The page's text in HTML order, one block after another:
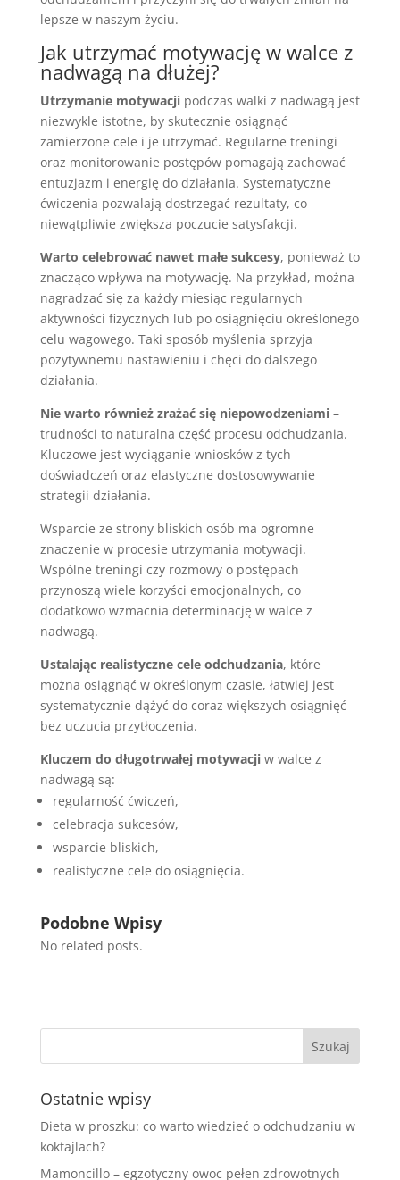
lepsze w naszym życiu.
Jak utrzymać motywację w walce z
nadwagą na dłużej?
Utrzymanie motywacjipodczas walki z nadwagą jest
niezwykle istotne, by skutecznie osiągnąć
zamierzone cele i je utrzymać. Regularne treningi
oraz monitorowanie postępów pomagają zachować
entuzjazm i energię do działania. Systematyczne
ćwiczenia pozwalają dostrzegać rezultaty, co
niewątpliwie zwiększa poczucie satysfakcji.
Warto celebrować nawet małe sukcesy, ponieważ to
znacząco wpływa na motywację. Na przykład, można
nagradzać się za każdy miesiąc regularnych
aktywności fizycznych lub po osiągnięciu określonego
celu wagowego. Taki sposób myślenia sprzyja
pozytywnemu nastawieniu i chęci do dalszego
działania.
Nie warto również zrażać się niepowodzeniami–
trudności to naturalna część procesu odchudzania.
Kluczowe jest wyciąganie wniosków z tych
doświadczeń oraz elastyczne dostosowywanie
strategii działania.
Wsparcie ze strony bliskich osób ma ogromne
znaczenie w procesie utrzymania motywacji.
Wspólne treningi czy rozmowy o postępach
przynoszą wiele korzyści emocjonalnych, co
dodatkowo wzmacnia determinację w walce z
nadwagą.
Ustalając realistyczne cele odchudzania, które
można osiągnąć w określonym czasie, łatwiej jest
systematycznie dążyć do coraz większych osiągnięć
bez uczucia przytłoczenia.
Kluczem do długotrwałej motywacjiw walce z
nadwagą są:
regularność ćwiczeń,
celebracja sukcesów,
wsparcie bliskich,
realistyczne cele do osiągnięcia.
Podobne Wpisy
No related posts.
Ostatnie wpisy
Dieta w proszku: co warto wiedzieć o odchudzaniu w
koktajlach?
Mamoncillo – egzotyczny owoc pełen zdrowotnych